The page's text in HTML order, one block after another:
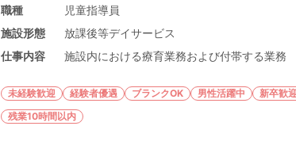
職種
児童指導員
施設形態
放課後等デイサービス
仕事内容
施設内における療育業務および付帯する業務
未経験歓迎 経験者優遇 ブランクOK 男性活躍中 新卒歓
残業10時間以内